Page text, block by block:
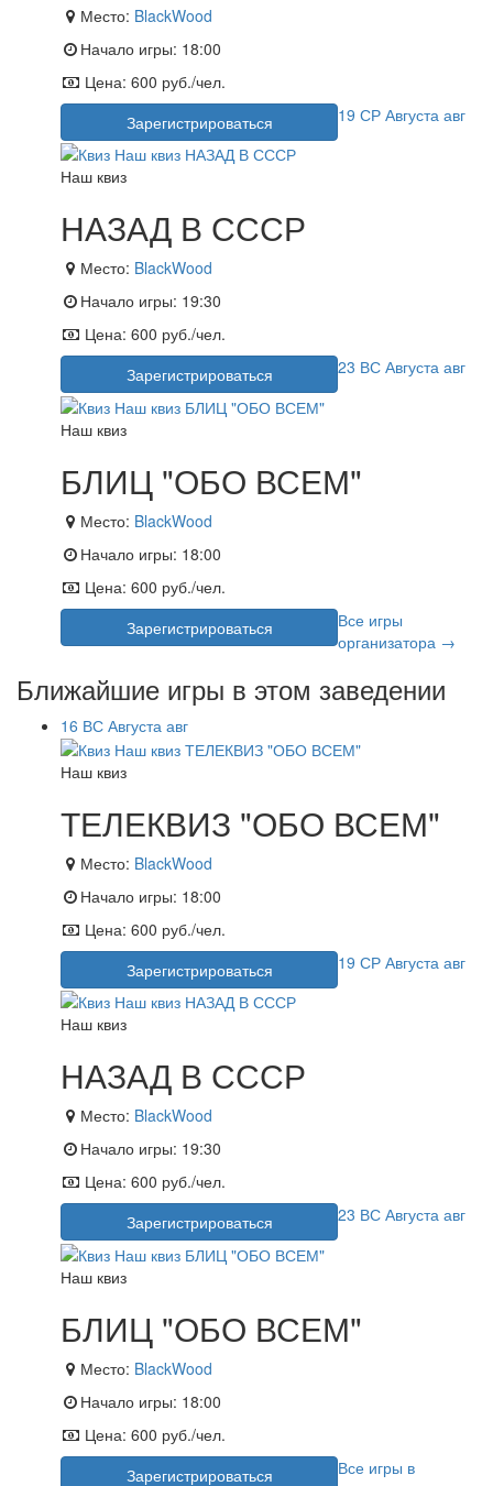
Место: BlackWood
Начало игры: 18:00
Цена: 600 руб./чел.
Зарегистрироваться
19 СР Августа авг
Наш квиз
НАЗАД В СССР
Место: BlackWood
Начало игры: 19:30
Цена: 600 руб./чел.
Зарегистрироваться
23 ВС Августа авг
Наш квиз
БЛИЦ "ОБО ВСЕМ"
Место: BlackWood
Начало игры: 18:00
Цена: 600 руб./чел.
Зарегистрироваться
Все игры
организатора →
Ближайшие игры в этом заведении
16 ВС Августа авг
Наш квиз
ТЕЛЕКВИЗ "ОБО ВСЕМ"
Место: BlackWood
Начало игры: 18:00
Цена: 600 руб./чел.
Зарегистрироваться
19 СР Августа авг
Наш квиз
НАЗАД В СССР
Место: BlackWood
Начало игры: 19:30
Цена: 600 руб./чел.
Зарегистрироваться
23 ВС Августа авг
Наш квиз
БЛИЦ "ОБО ВСЕМ"
Место: BlackWood
Начало игры: 18:00
Цена: 600 руб./чел.
Зарегистрироваться
Все игры в